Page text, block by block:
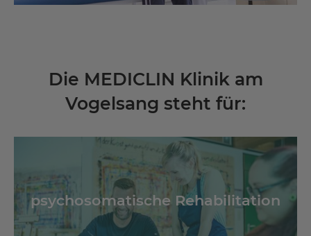
Die MEDICLIN Klinik am
Vogelsang steht für:
psychosomatische Rehabilitation